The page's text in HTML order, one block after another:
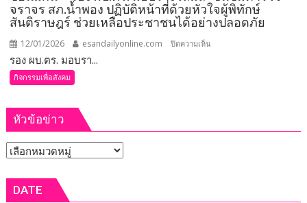
ชายแดน
ด้าน
จราจร สภ.น้ำพอง ปฏิบัติหน้าที่ด้วยหัวใจผู้พิทักษ์
สันติราษฎร์ ช่วยเหลือประชาชนได้อย่างปลอดภัย
12/01/2026 esandailyonline.com ปิดความเห็น
รางวัล
รอง ผบ.ตร. มอบรา...
กิจกรรมเพื่อสังคม
หัวข้อข่าว
หัวข้อ
DATE